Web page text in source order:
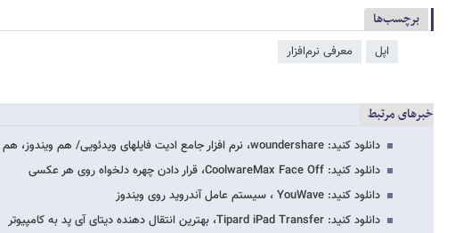
برچسب‌ها
اپل معرفی نرم‌افزار
خبرهای مرتبط
دانلود کنید: woundershare، نرم افزار جامع ادیت فایلهای ویدئویی/ هم ویندوز، هم مکینتاش
دانلود کنید: CoolwareMax Face Off، قرار دادن چهره دلخواه روی هر عکسی
دانلود کنید: YouWave ، سیستم عامل آندروید روی ویندوز
دانلود کنید: Tipard iPad Transfer، بهترین انتقال دهنده دیتای آی پد به کامپیوتر